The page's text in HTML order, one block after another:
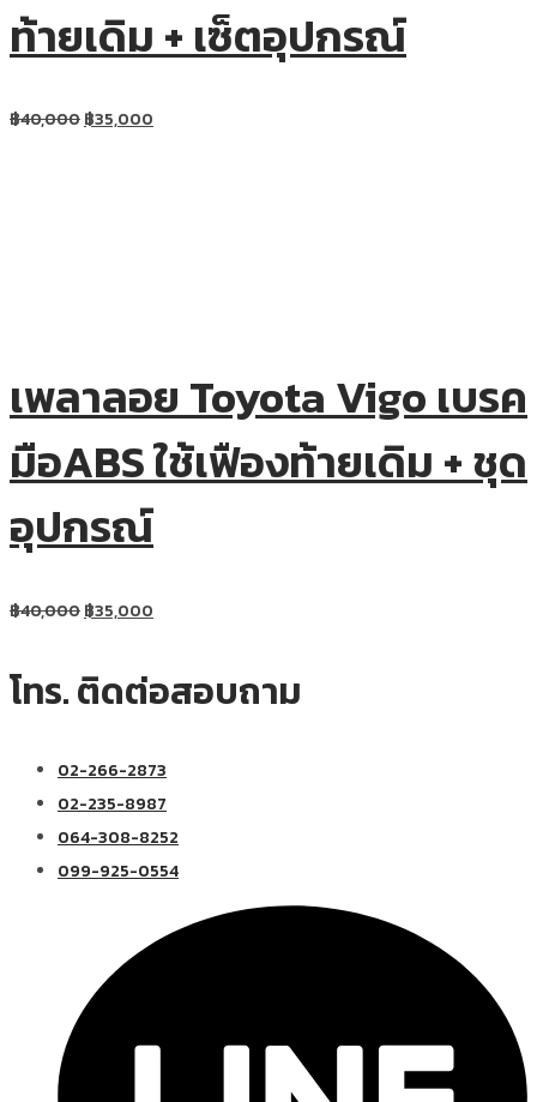
ท้ายเดิม + เซ็ตอุปกรณ์
฿40,000฿35,000
เพลาลอย Toyota Vigo เบรค
มือABS ใช้เฟืองท้ายเดิม + ชุด
อุปกรณ์
฿40,000฿35,000
โทร. ติดต่อสอบถาม
02-266-2873
02-235-8987
064-308-8252
099-925-0554